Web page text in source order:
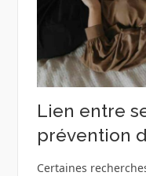
Lien entre
prévention
Certaines